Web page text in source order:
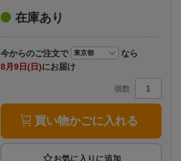
エンタメニュース
推し楽
在庫あり
今からのご注文で
なら
8月9日(日)にお届け
個数
買い物かごに入れる